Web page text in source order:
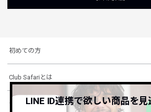
初めての方
Club Safariとは
ショッピングガイド
LINE ID連携で欲しい商品を見